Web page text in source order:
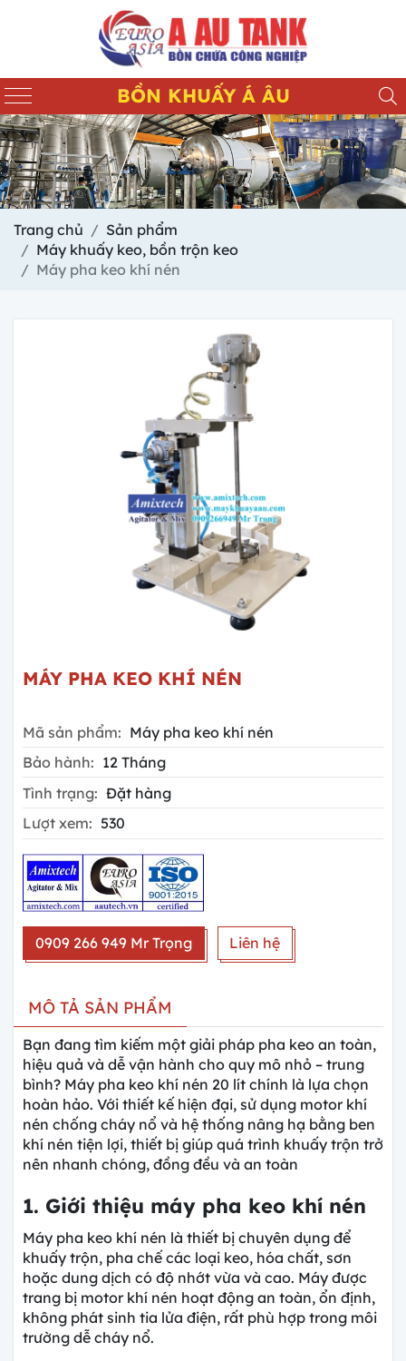
BỒN KHUẤY Á ÂU
Trang chủ
Sản phẩm
Máy khuấy keo, bồn trộn keo
Máy pha keo khí nén
MÁY PHA KEO KHÍ NÉN
Mã sản phẩm: Máy pha keo khí nén
Bảo hành: 12 Tháng
Tình trạng: Đặt hàng
Lượt xem: 530
0909 266 949 Mr Trọng Liên hệ
MÔ TẢ SẢN PHẨM
Bạn đang tìm kiếm một giải pháp pha keo an toàn,
hiệu quả và dễ vận hành cho quy mô nhỏ – trung
bình? Máy pha keo khí nén 20 lít chính là lựa chọn
hoàn hảo. Với thiết kế hiện đại, sử dụng motor khí
nén chống cháy nổ và hệ thống nâng hạ bằng ben
khí nén tiện lợi, thiết bị giúp quá trình khuấy trộn trở
nên nhanh chóng, đồng đều và an toàn
1. Giới thiệu máy pha keo khí nén
Máy pha keo khí nén là thiết bị chuyên dụng để
khuấy trộn, pha chế các loại keo, hóa chất, sơn
hoặc dung dịch có độ nhớt vừa và cao. Máy được
trang bị motor khí nén hoạt động an toàn, ổn định,
không phát sinh tia lửa điện, rất phù hợp trong môi
trường dễ cháy nổ.